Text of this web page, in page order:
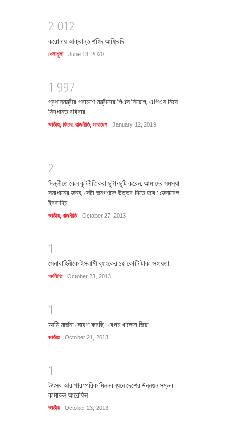
2 01 2
করোনায় আক্রান্ত শহিদ আফ্রিদি
খেলাধুলা June 13, 2020
1 997
প্রধানমন্ত্রীর পরামর্শে মন্ত্রীদের পিএস নিয়োগ, এপিএস নিয়ে
সিদ্ধান্ত রবিবার
জাতীয়, ফিচার, রাজনীতি, সারাদেশ January 12, 2019
2
দিল্লীতে কেন কুটনীতিকরা ছুটা-ছুটি করেন, আমাদের সমস্যা
সমাধানের জন্য, সেটা জনগণকে উত্তর দিতে হবে : জেনারেল
ইবরাহিম
জাতীয়, রাজনীতি October 27, 2013
1
সেনাবাহিনীকে ইসলামী ব্যাংকের ১৫ কোটি টাকা সহায়তা
অর্থনীতি October 23, 2013
1
আমি মার্জনা ঘোষণা করছি : বেগম খালেদা জিয়া
জাতীয় October 21, 2013
1
উৎসব আর পারস্পরিক মিলনবন্ধনে দেশের উন্নয়ন সম্ভব :
কামারুল আরেফিন
জাতীয় October 23, 2013